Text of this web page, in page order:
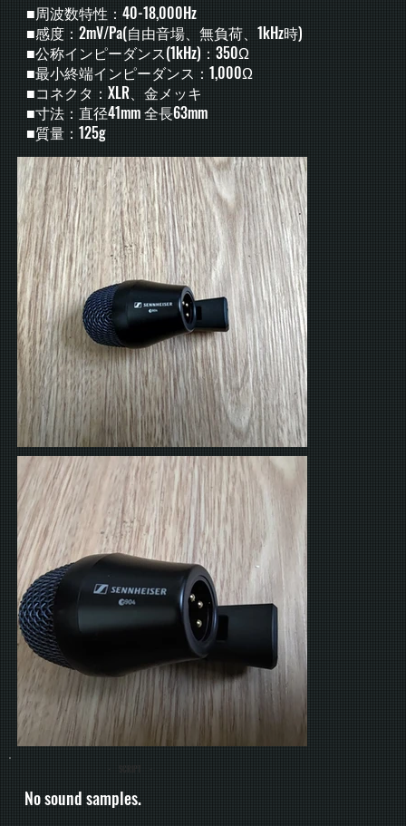
■周波数特性：40-18,000Hz
■感度：2mV/Pa(自由音場、無負荷、1kHz時)
■公称インピーダンス(1kHz)：350Ω
■最小終端インピーダンス：1,000Ω
■コネクタ：XLR、金メッキ
■寸法：直径41mm 全長63mm
■質量：125g
- SCRIPT -
No sound samples.